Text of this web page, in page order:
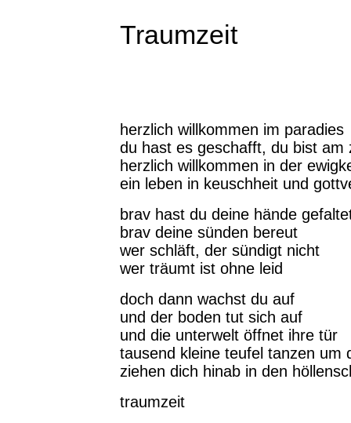
Traumzeit
herzlich willkommen im paradies
du hast es geschafft, du bist am
herzlich willkommen in der
ein leben in keuschheit und
brav hast du deine hände
brav deine sünden bereut
wer schläft, der sündigt nicht
wer träumt ist ohne leid
doch dann wachst du auf
und der boden tut sich auf
und die unterwelt öffnet ihre tür
tausend kleine teufel tanzen um
ziehen dich hinab in den
traumzeit